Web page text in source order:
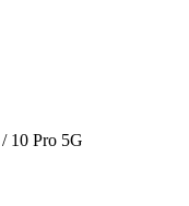
10 Pro 5G